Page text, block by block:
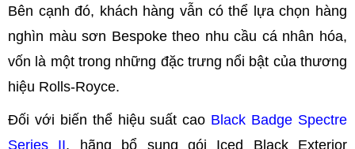
Bên cạnh đó, khách hàng vẫn có thể lựa chọn hàng
nghìn màu sơn Bespoke theo nhu cầu cá nhân hóa,
vốn là một trong những đặc trưng nổi bật của thương
hiệu Rolls-Royce.
Đối với biến thể hiệu suất cao Black Badge Spectre
Series II, hãng bổ sung gói Iced Black Exterior